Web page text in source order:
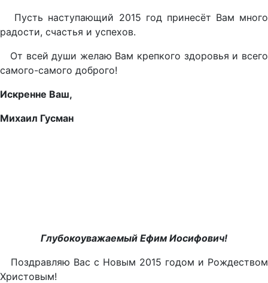
Пусть наступающий 2015 год принесёт Вам много
радости, счастья и успехов.
От всей души желаю Вам крепкого здоровья и всего
самого-самого доброго!
Искренне Ваш,
Михаил Гусман
Глубокоуважаемый Ефим Иосифович!
Поздравляю Вас с Новым 2015 годом и Рождеством
Христовым!